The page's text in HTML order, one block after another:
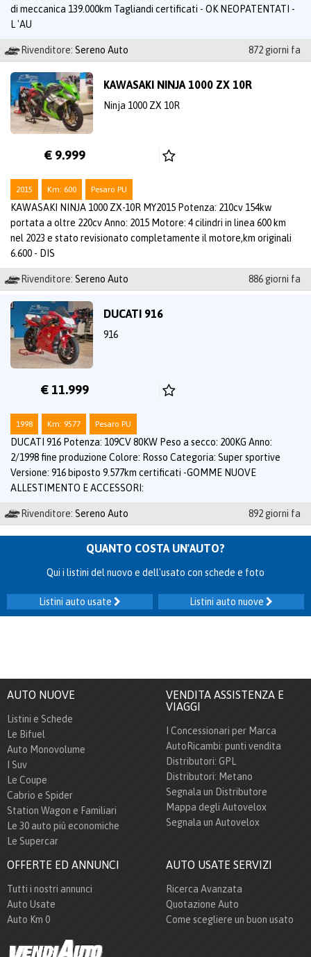
di meccanica 139.000km Tagliandi certificati - OK NEOPATENTATI -
L 'AU
Rivenditore: Sereno Auto 872 giorni fa
KAWASAKI NINJA 1000 ZX 10R
Ninja 1000 ZX 10R
€ 9.999
2015 Km: 600 Pesaro PU
KAWASAKI NINJA 1000 ZX-10R MY2015 Potenza: 210cv 154kw
portata a oltre 220cv Anno: 2015 Motore: 4 cilindri in linea 600 km
nel 2023 e stato revisionato completamente il motore,km originali
6.600 - DIS
Rivenditore: Sereno Auto 886 giorni fa
DUCATI 916
916
€ 11.999
1998 Km: 9577 Pesaro PU
DUCATI 916 Potenza: 109CV 80KW Peso a secco: 200KG Anno:
2/1998 fine produzione Colore: Rosso Categoria: Super sportive
Versione: 916 biposto 9.577km certificati -GOMME NUOVE
ALLESTIMENTO E ACCESSORI:
Rivenditore: Sereno Auto 892 giorni fa
QUANTO COSTA UN'AUTO?
Qui i listini del nuovo e dell'usato con schede e foto
Listini auto nuove
Listini auto usate
AUTO NUOVE
Listini e Schede
Le Bifuel
Auto Monovolume
I Suv
Le Coupe
Cabrio e Spider
Station Wagon e Familiari
Le 30 auto più economiche
Le Supercar
VENDITA ASSISTENZA E
VIAGGI
I Concessionari per Marca
AutoRicambi: punti vendita
Distributori: GPL
Distributori: Metano
Segnala un Distributore
Mappa degli Autovelox
Segnala un Autovelox
OFFERTE ED ANNUNCI
Tutti i nostri annunci
Auto Usate
Auto Km 0
AUTO USATE SERVIZI
Ricerca Avanzata
Quotazione Auto
Come scegliere un buon usato